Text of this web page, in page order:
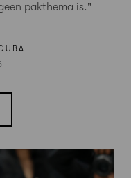
pakthema is."